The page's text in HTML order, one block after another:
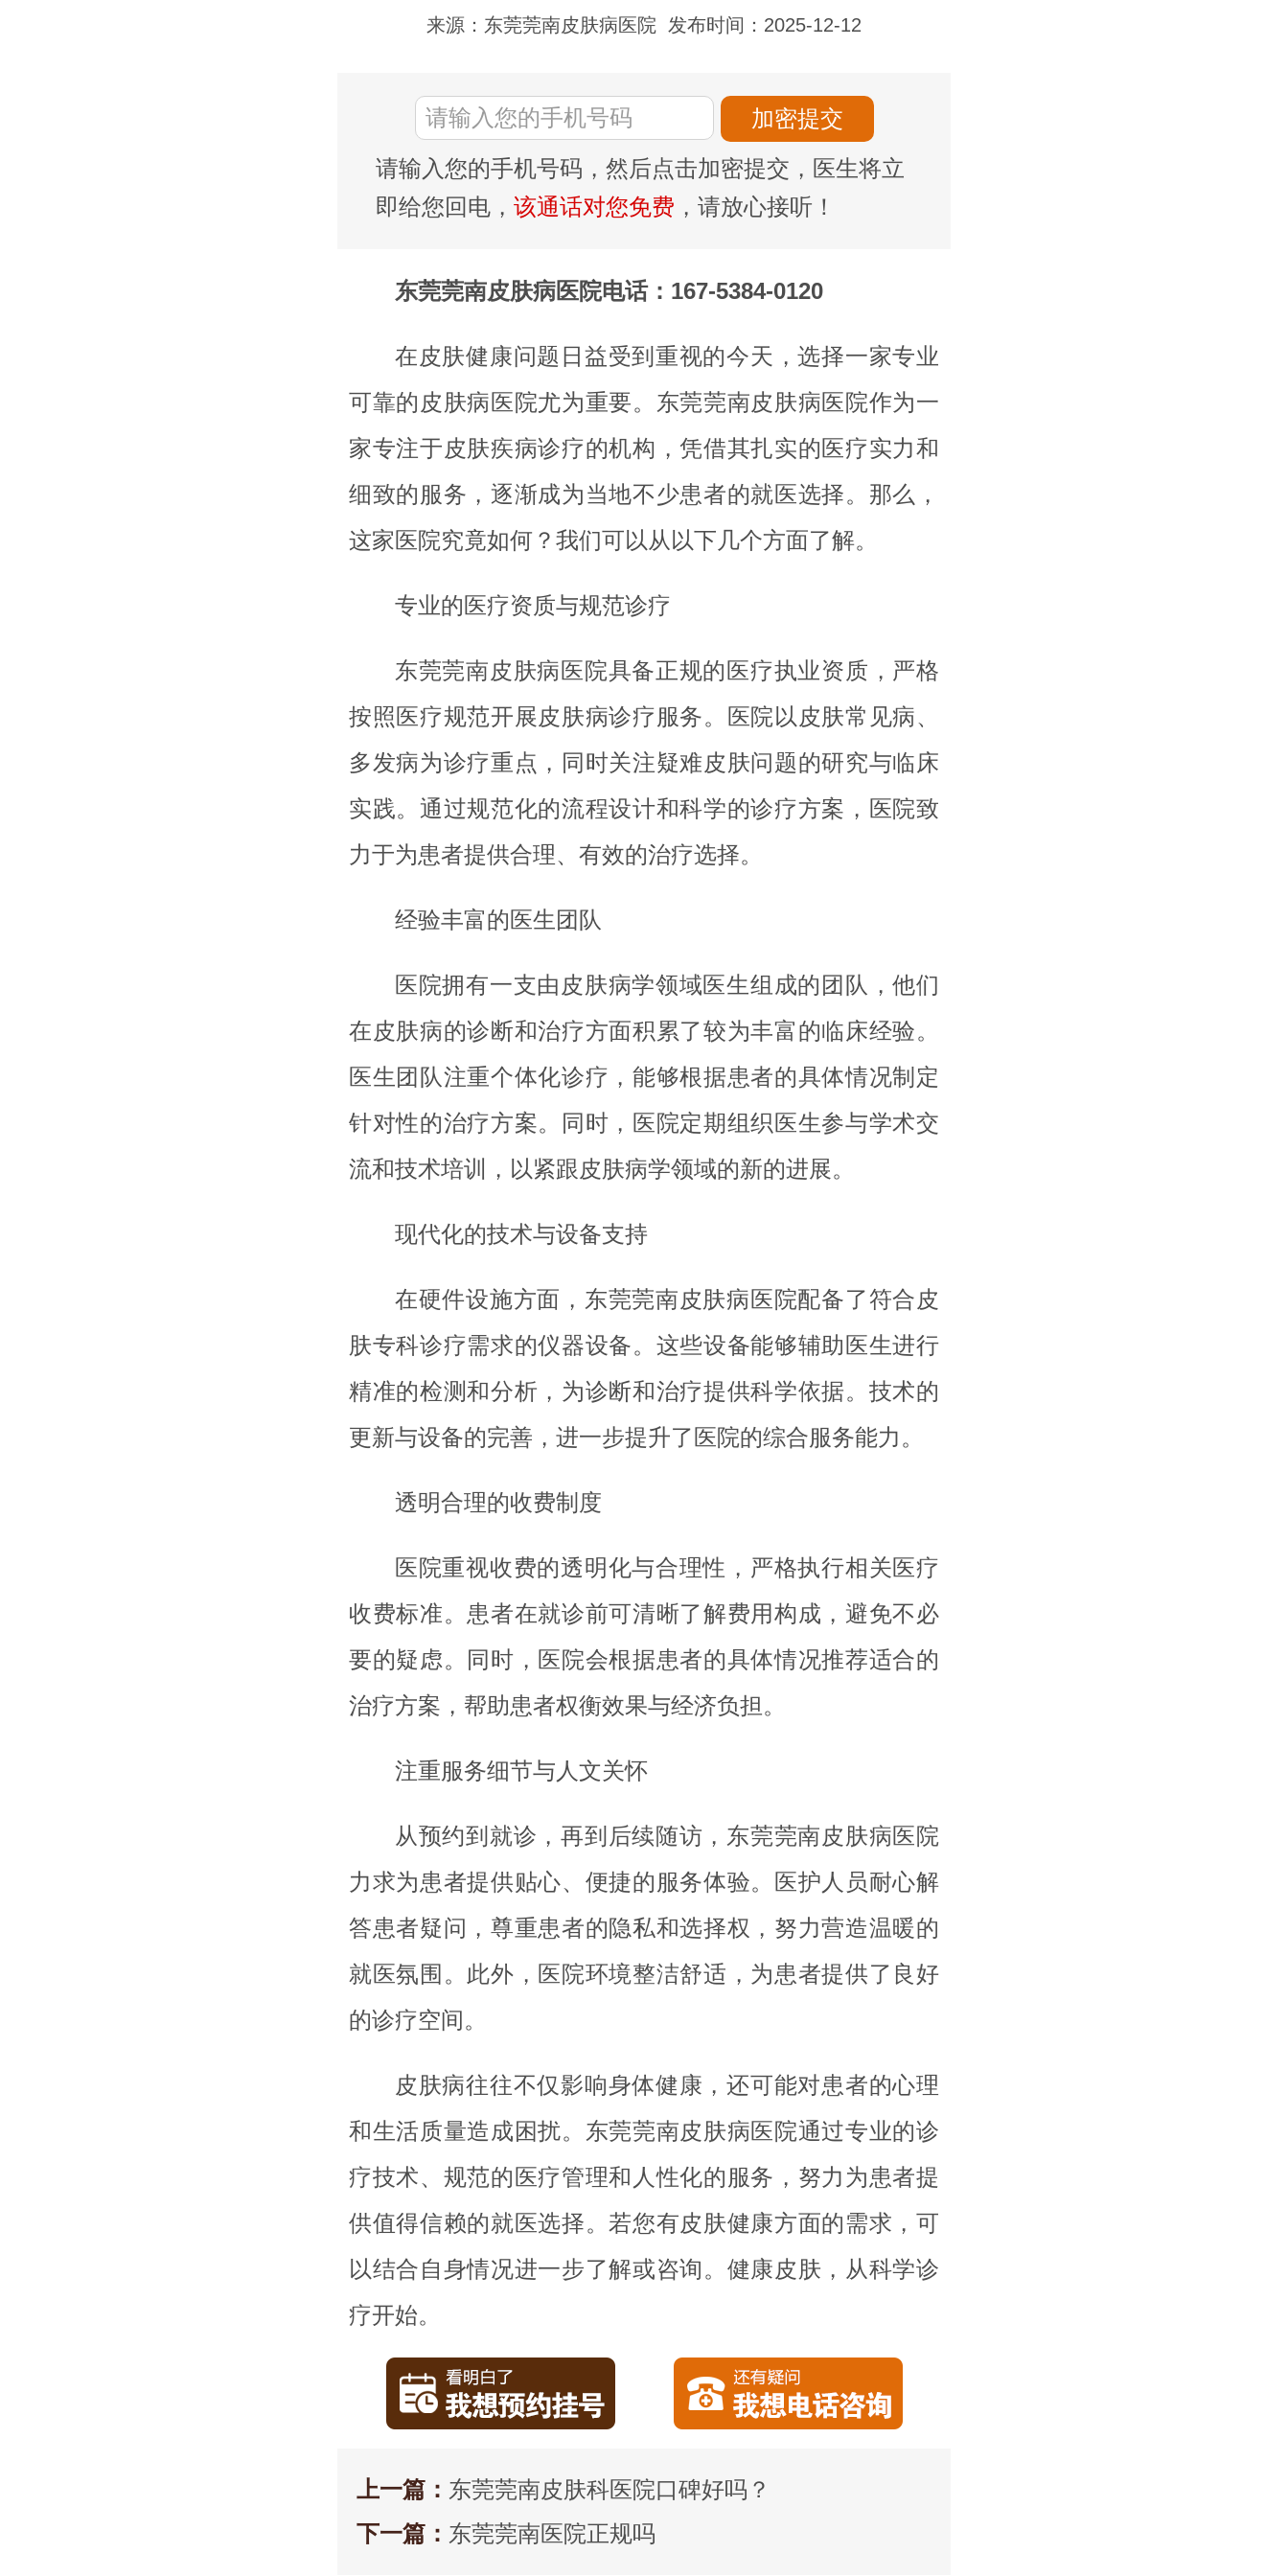
来源：东莞莞南皮肤病医院 发布时间：2025-12-12
请输入您的手机号码，然后点击加密提交，医生将立
即给您回电， 该通话对您免费 ，请放心接听！
东莞莞南皮肤病医院电话：167-5384-0120
在皮肤健康问题日益受到重视的今天，选择一家专业
可靠的皮肤病医院尤为重要。东莞莞南皮肤病医院作为一
家专注于皮肤疾病诊疗的机构，凭借其扎实的医疗实力和
细致的服务，逐渐成为当地不少患者的就医选择。那么，
这家医院究竟如何？我们可以从以下几个方面了解。
专业的医疗资质与规范诊疗
东莞莞南皮肤病医院具备正规的医疗执业资质，严格
按照医疗规范开展皮肤病诊疗服务。医院以皮肤常见病、
多发病为诊疗重点，同时关注疑难皮肤问题的研究与临床
实践。通过规范化的流程设计和科学的诊疗方案，医院致
力于为患者提供合理、有效的治疗选择。
经验丰富的医生团队
医院拥有一支由皮肤病学领域医生组成的团队，他们
在皮肤病的诊断和治疗方面积累了较为丰富的临床经验。
医生团队注重个体化诊疗，能够根据患者的具体情况制定
针对性的治疗方案。同时，医院定期组织医生参与学术交
流和技术培训，以紧跟皮肤病学领域的新的进展。
现代化的技术与设备支持
在硬件设施方面，东莞莞南皮肤病医院配备了符合皮
肤专科诊疗需求的仪器设备。这些设备能够辅助医生进行
精准的检测和分析，为诊断和治疗提供科学依据。技术的
更新与设备的完善，进一步提升了医院的综合服务能力。
透明合理的收费制度
医院重视收费的透明化与合理性，严格执行相关医疗
收费标准。患者在就诊前可清晰了解费用构成，避免不必
要的疑虑。同时，医院会根据患者的具体情况推荐适合的
治疗方案，帮助患者权衡效果与经济负担。
注重服务细节与人文关怀
从预约到就诊，再到后续随访，东莞莞南皮肤病医院
力求为患者提供贴心、便捷的服务体验。医护人员耐心解
答患者疑问，尊重患者的隐私和选择权，努力营造温暖的
就医氛围。此外，医院环境整洁舒适，为患者提供了良好
的诊疗空间。
皮肤病往往不仅影响身体健康，还可能对患者的心理
和生活质量造成困扰。东莞莞南皮肤病医院通过专业的诊
疗技术、规范的医疗管理和人性化的服务，努力为患者提
供值得信赖的就医选择。若您有皮肤健康方面的需求，可
以结合自身情况进一步了解或咨询。健康皮肤，从科学诊
疗开始。
上一篇： 东莞莞南皮肤科医院口碑好吗？
下一篇： 东莞莞南医院正规吗